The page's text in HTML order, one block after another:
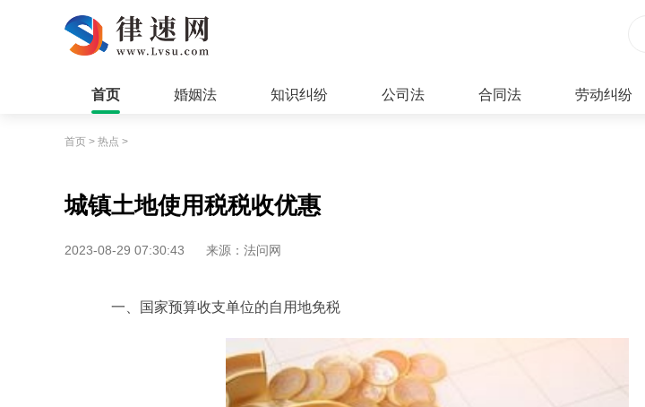
首页 婚姻法 知识纠纷 公司法 合同法 劳动纠纷
首页 > 热点 >
城镇土地使用税税收优惠
2023-08-29 07:30:43 来源：法问网
一、国家预算收支单位的自用地免税